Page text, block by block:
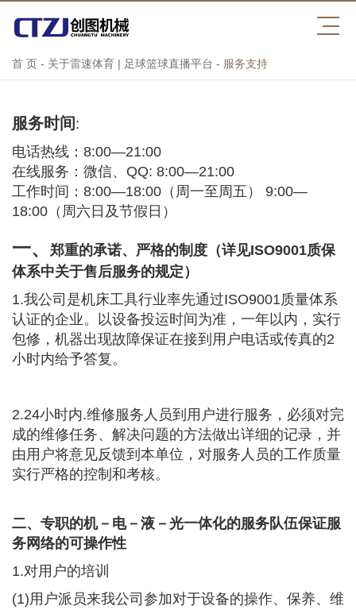
首 页 - 关于雷速体育 | 足球篮球直播平台 - 服务支持
服务时间 :
电话热线：8:00—21:00
在线服务：微信、QQ: 8:00—21:00
工作时间：8:00—18:00（周一至周五） 9:00—
18:00（周六日及节假日）
一、
郑重的承诺、严格的制度（详见ISO9001质保
体系中关于售后服务的规定）
1.我公司是机床工具行业率先通过ISO9001质量体系
认证的企业。以设备投运时间为准，一年以内，实行
包修，机器出现故障保证在接到用户电话或传真的2
小时内给予答复。
2.24小时内.维修服务人员到用户进行服务，必须对完
成的维修任务、解决问题的方法做出详细的记录，并
由用户将意见反馈到本单位，对服务人员的工作质量
实行严格的控制和考核。
二、专职的机－电－液－光一体化的服务队伍保证服
务网络的可操作性
1.对用户的培训
(1)用户派员来我公司参加对于设备的操作、保养、维